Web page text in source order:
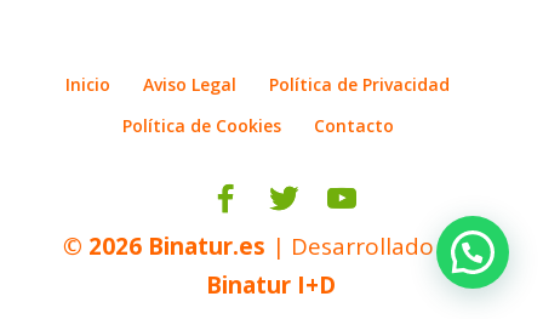
Inicio Aviso Legal
Política de Privacidad
Política de Cookies
Contacto
© 2026 Binatur.es | Desarrollado por
Binatur I+D